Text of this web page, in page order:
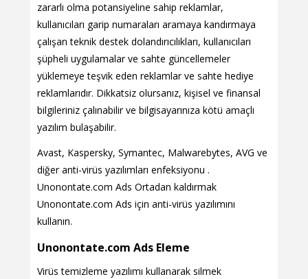
zararlı olma potansiyeline sahip reklamlar,
kullanıcıları garip numaraları aramaya kandırmaya
çalışan teknik destek dolandırıcılıkları, kullanıcıları
şüpheli uygulamalar ve sahte güncellemeler
yüklemeye teşvik eden reklamlar ve sahte hediye
reklamlarıdır. Dikkatsiz olursanız, kişisel ve finansal
bilgileriniz çalınabilir ve bilgisayarınıza kötü amaçlı
yazılım bulaşabilir.
Avast, Kaspersky, Symantec, Malwarebytes, AVG ve
diğer anti-virüs yazılımları enfeksiyonu .
Unonontate.com Ads Ortadan kaldırmak
Unonontate.com Ads için anti-virüs yazılımını
kullanın.
Unonontate.com Ads Eleme
Virüs temizleme yazılımı kullanarak silmek